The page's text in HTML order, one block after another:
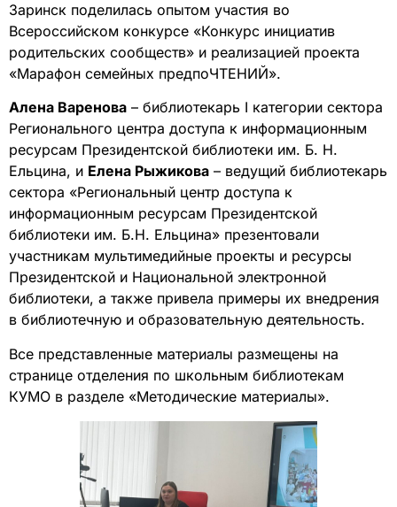
Заринск поделилась опытом участия во
Всероссийском конкурсе «Конкурс инициатив
родительских сообществ» и реализацией проекта
«Марафон семейных предпоЧТЕНИЙ».
Алена Варенова – библиотекарь I категории сектора
Регионального центра доступа к информационным
ресурсам Президентской библиотеки им. Б. Н.
Ельцина, и Елена Рыжикова – ведущий библиотекарь
сектора «Региональный центр доступа к
информационным ресурсам Президентской
библиотеки им. Б.Н. Ельцина» презентовали
участникам мультимедийные проекты и ресурсы
Президентской и Национальной электронной
библиотеки, а также привела примеры их внедрения
в библиотечную и образовательную деятельность.
Все представленные материалы размещены на
странице отделения по школьным библиотекам
КУМО в разделе «Методические материалы».